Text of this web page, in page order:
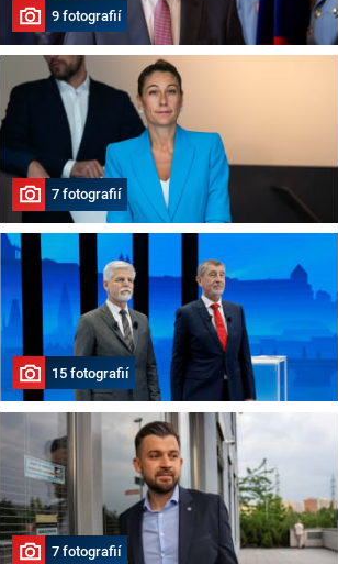
9 fotografií
7 fotografií
15 fotografií
7 fotografií